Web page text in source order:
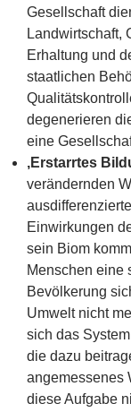
Gesellschaft
Landwirtschaft,
Erhaltung und
staatlichen
degenerieren
eine
‚Erstarrtes
verändernden
Einwirkungen
sein Biom
Menschen eine
Bevölkerung
Umwelt nicht
sich das
die dazu
angemessenes
diese Aufgabe